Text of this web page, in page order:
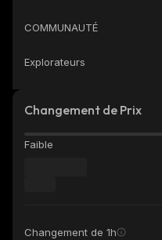
COMMUNAUTÉ
Explorateurs
Changement de Prix
Faible
Changement de 1h